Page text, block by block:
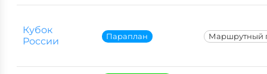
Кубок
России
Параплан Маршрутный